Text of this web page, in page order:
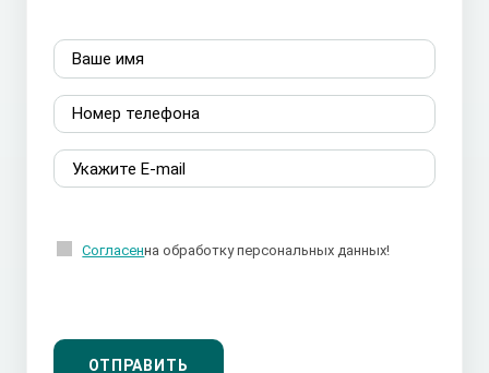
Согласенна обработку персональных данных!
ОТПРАВИТЬ